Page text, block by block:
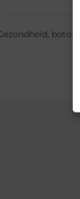
, botox